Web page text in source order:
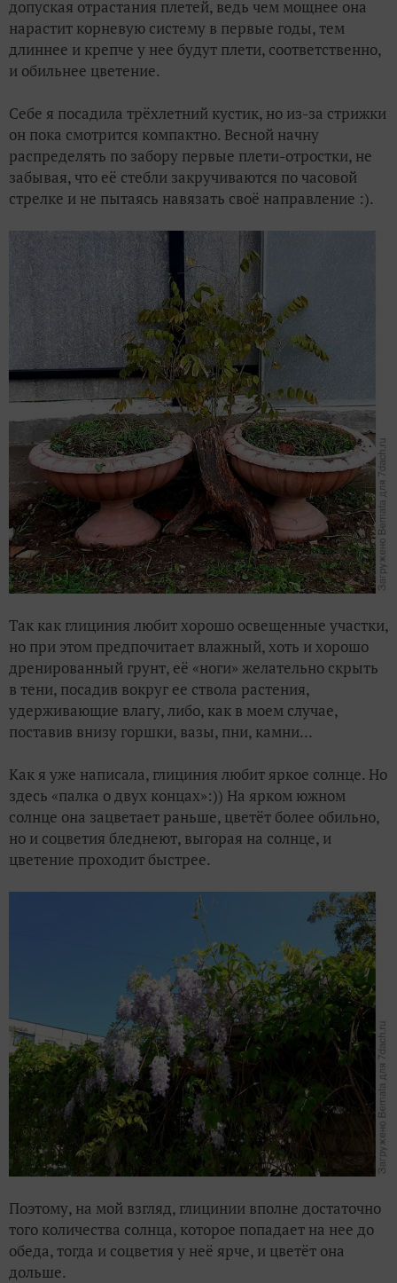
допуская отрастания плетей, ведь чем мощнее она
нарастит корневую систему в первые годы, тем
длиннее и крепче у нее будут плети, соответственно,
и обильнее цветение.
Себе я посадила трёхлетний кустик, но из-за стрижки
он пока смотрится компактно. Весной начну
распределять по забору первые плети-отростки, не
забывая, что её стебли закручиваются по часовой
стрелке и не пытаясь навязать своё направление :).
Так как глициния любит хорошо освещенные участки,
но при этом предпочитает влажный, хоть и хорошо
дренированный грунт, её «ноги» желательно скрыть
в тени, посадив вокруг ее ствола растения,
удерживающие влагу, либо, как в моем случае,
поставив внизу горшки, вазы, пни, камни...
Как я уже написала, глициния любит яркое солнце. Но
здесь «палка о двух концах»:)) На ярком южном
солнце она зацветает раньше, цветёт более обильно,
но и соцветия бледнеют, выгорая на солнце, и
цветение проходит быстрее.
Поэтому, на мой взгляд, глицинии вполне достаточно
того количества солнца, которое попадает на нее до
обеда, тогда и соцветия у неё ярче, и цветёт она
дольше.